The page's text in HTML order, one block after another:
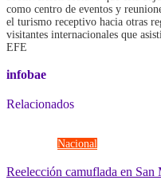
como centro de eventos y
el turismo receptivo hacia otras
visitantes internacionales que
EFE
infobae
Relacionados
Nacional
Reelección camuflada en